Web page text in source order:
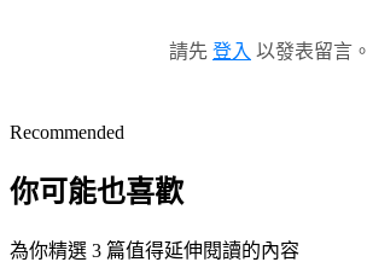
請先 登入 以發表留言。
Recommended
你可能也喜歡
為你精選 3 篇值得延伸閱讀的內容